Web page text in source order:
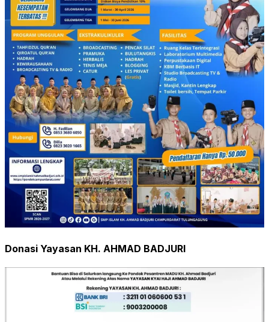
Donasi Yayasan KH. AHMAD BADJURI